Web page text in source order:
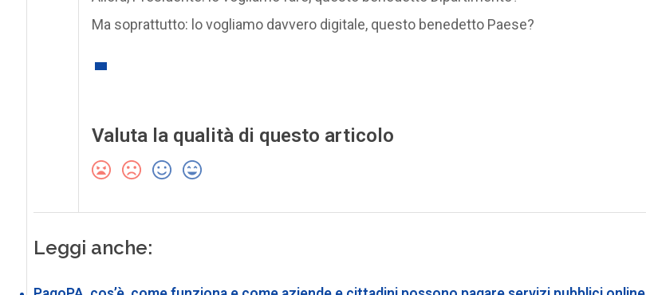
Ma soprattutto: lo vogliamo davvero digitale, questo benedetto Paese?
Valuta la qualità di questo articolo
Leggi anche: